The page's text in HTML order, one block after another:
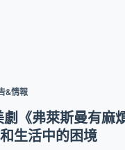
&情報
劇《弗萊斯曼有麻
生活中的困境